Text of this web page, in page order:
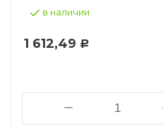
в наличии
1 612,49 Р